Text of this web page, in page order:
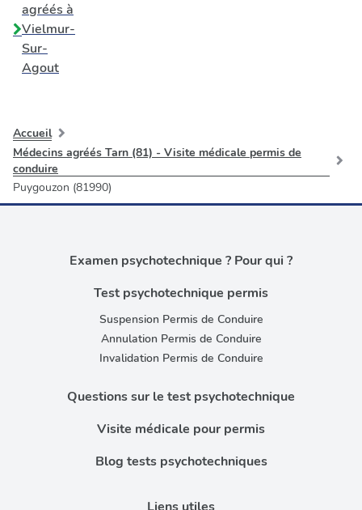
agréés à
Vielmur-
Sur-
Agout
Accueil
Médecins agréés Tarn (81) - Visite médicale permis de
conduire
Puygouzon (81990)
Examen psychotechnique ? Pour qui ?
Test psychotechnique permis
Suspension Permis de Conduire
Annulation Permis de Conduire
Invalidation Permis de Conduire
Questions sur le test psychotechnique
Visite médicale pour permis
Blog tests psychotechniques